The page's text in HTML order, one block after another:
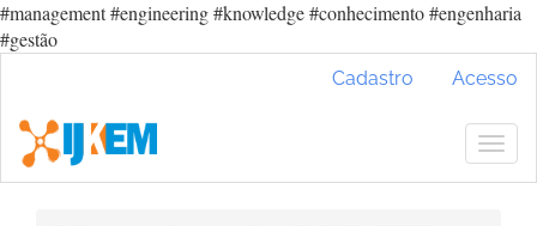
#management #engineering #knowledge #conhecimento #engenharia
#gestão
Conteúdo
principal
Barra
Cadastro Acesso